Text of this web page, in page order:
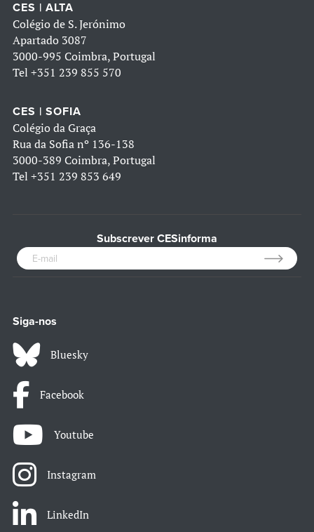
CES | ALTA
Colégio de S. Jerónimo
Apartado 3087
3000-995 Coimbra, Portugal
Tel +351 239 855 570
CES | SOFIA
Colégio da Graça
Rua da Sofia nº 136-138
3000-389 Coimbra, Portugal
Tel +351 239 853 649
Subscrever CESinforma
Siga-nos
Bluesky
Facebook
Youtube
Instagram
LinkedIn